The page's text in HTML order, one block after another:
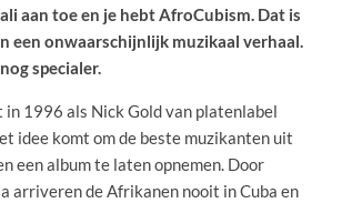
aan toe en je hebt AfroCubism. Dat is
een onwaarschijnlijk muzikaal verhaal.
specialer.
1996 als Nick Gold van platenlabel
idee komt om de beste muzikanten uit
een album te laten opnemen. Door
arriveren de Afrikanen nooit in Cuba en